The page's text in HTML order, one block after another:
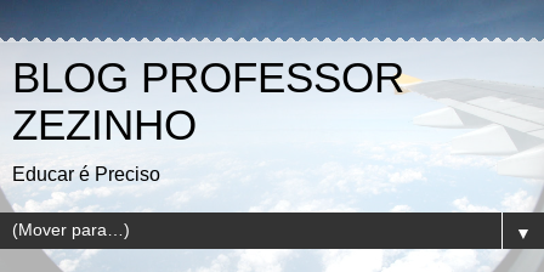
BLOG PROFESSOR
ZEZINHO
Educar é Preciso
▼